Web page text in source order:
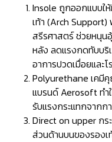
Insole ถูกออกแบบใ
เท้า (Arch
สรีรศาสตร์ ช่วยหนุน
หลัง ลดแรงกดทับบริ
อาการปวดเมื่อยและโ
Polyurethane เคมี
แบรนด์ Aerosoft ทำ
รับแรงกระแทกจากก
Direct on upper กร
ส่วนด้านบนของรองเ